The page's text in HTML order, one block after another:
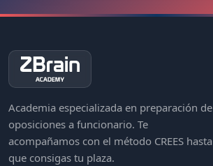
Academia especializada en preparación de
oposiciones a funcionario. Te
acompañamos con el método CREES hasta
que consigas tu plaza.